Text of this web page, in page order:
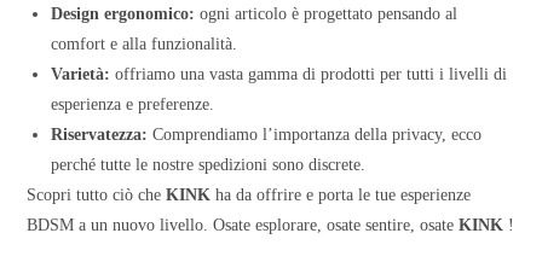
Design ergonomico: ogni articolo è progettato pensando al
comfort e alla funzionalità.
Varietà: offriamo una vasta gamma di prodotti per tutti i livelli di
esperienza e preferenze.
Riservatezza: Comprendiamo l’importanza della privacy, ecco
perché tutte le nostre spedizioni sono discrete.
Scopri tutto ciò cheKINK ha da offrire e porta le tue esperienze
BDSM a un nuovo livello. Osate esplorare, osate sentire, osateKINK !